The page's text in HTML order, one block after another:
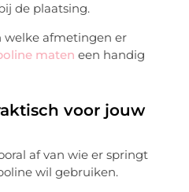
de plaatsing.
welke afmetingen er
maten een handig
voor jouw
af van wie er springt
wil gebruiken.